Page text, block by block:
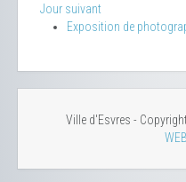
Jour suivant
Exposition de
Ville d'Esvres -